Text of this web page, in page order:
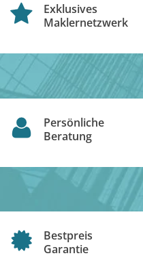
Exklusives
Maklernetzwerk
Persönliche
Beratung
Bestpreis
Garantie